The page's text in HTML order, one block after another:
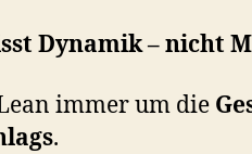
Dynamik – nicht
immer um die
.